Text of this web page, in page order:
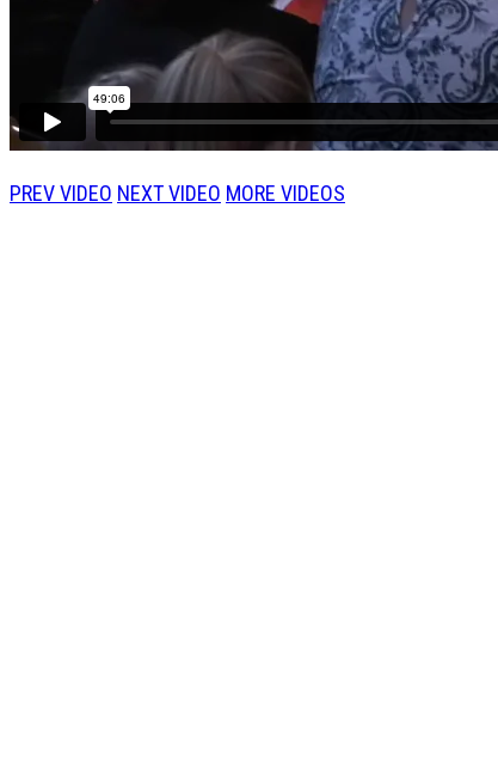
PREV VIDEO NEXT VIDEO MORE VIDEOS